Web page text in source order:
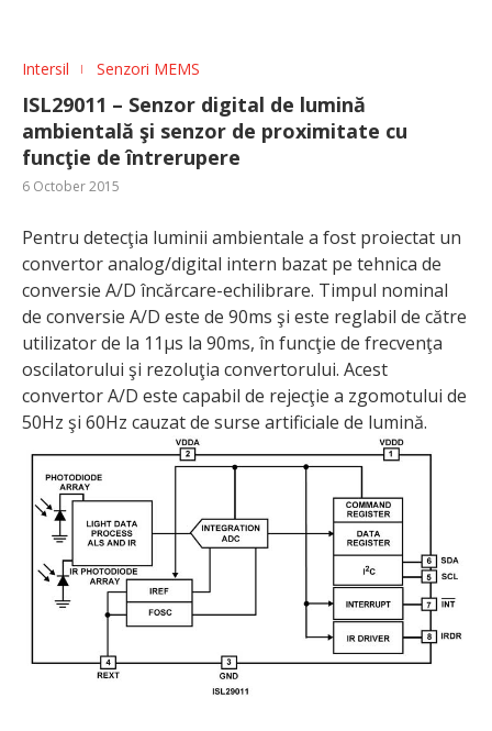
Intersil Senzori MEMS
ISL29011 – Senzor digital de lumină
ambientală şi senzor de proximitate cu
funcţie de întrerupere
6 October 2015
Pentru detecţia luminii ambientale a fost proiectat un
convertor analog/digital intern bazat pe tehnica de
conversie A/D încărcare-echilibrare. Timpul nominal
de conversie A/D este de 90ms şi este reglabil de către
utilizator de la 11µs la 90ms, în funcţie de frecvenţa
oscilatorului şi rezoluţia convertorului. Acest
convertor A/D este capabil de rejecţie a zgomotului de
50Hz şi 60Hz cauzat de surse artificiale de lumină.